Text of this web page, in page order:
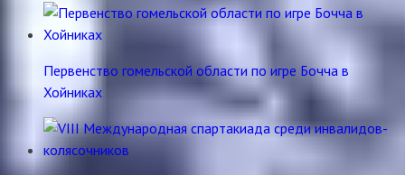
Первенство гомельской области по игре Бочча в
Хойниках